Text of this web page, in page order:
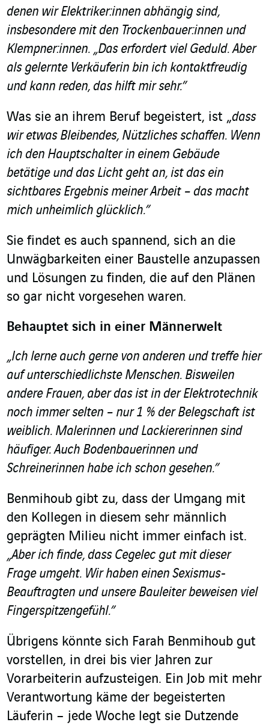
denen wir Elektriker:innen abhängig sind,
insbesondere mit den Trockenbauer:innen und
Klempner:innen. „Das erfordert viel Geduld. Aber
als gelernte Verkäuferin bin ich kontaktfreudig
und kann reden, das hilft mir sehr.”
Was sie an ihrem Beruf begeistert, ist „dass
wir etwas Bleibendes, Nützliches schaffen. Wenn
ich den Hauptschalter in einem Gebäude
betätige und das Licht geht an, ist das ein
sichtbares Ergebnis meiner Arbeit – das macht
mich unheimlich glücklich.”
Sie findet es auch spannend, sich an die
Unwägbarkeiten einer Baustelle anzupassen
und Lösungen zu finden, die auf den Plänen
so gar nicht vorgesehen waren.
Behauptet sich in einer Männerwelt
„Ich lerne auch gerne von anderen und treffe hier
auf unterschiedlichste Menschen. Bisweilen
andere Frauen, aber das ist in der Elektrotechnik
noch immer selten – nur 1 % der Belegschaft ist
weiblich. Malerinnen und Lackiererinnen sind
häufiger. Auch Bodenbauerinnen und
Schreinerinnen habe ich schon gesehen.”
Benmihoub gibt zu, dass der Umgang mit
den Kollegen in diesem sehr männlich
geprägten Milieu nicht immer einfach ist.
„Aber ich finde, dass Cegelec gut mit dieser
Frage umgeht. Wir haben einen Sexismus-
Beauftragten und unsere Bauleiter beweisen viel
Fingerspitzengefühl.”
Übrigens könnte sich Farah Benmihoub gut
vorstellen, in drei bis vier Jahren zur
Vorarbeiterin aufzusteigen. Ein Job mit mehr
Verantwortung käme der begeisterten
Läuferin – jede Woche legt sie Dutzende